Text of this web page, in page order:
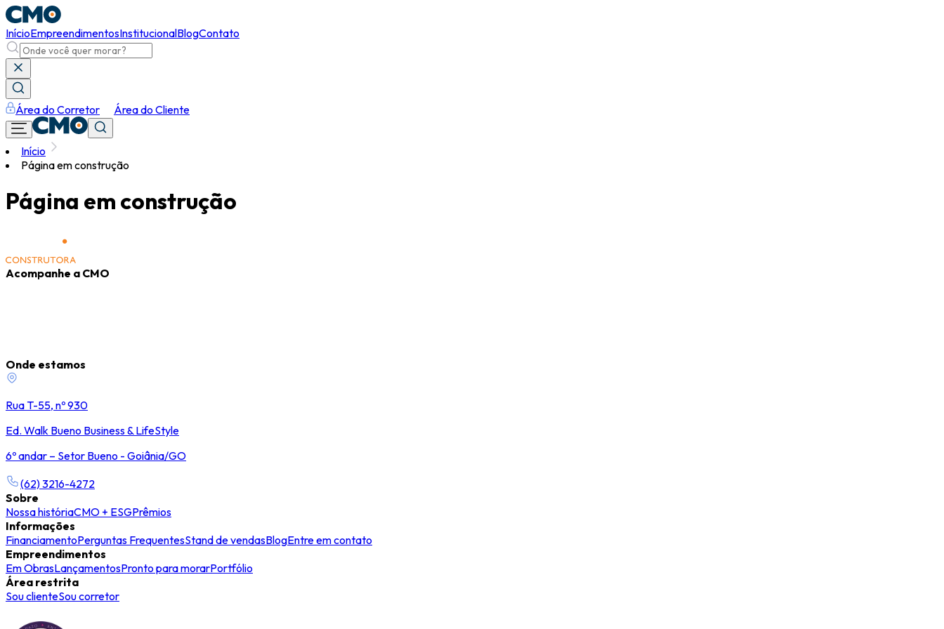
InícioEmpreendimentosInstitucionalBlogContato
Área do Corretor Área do Cliente
Início
Página em construção
Página em construção
Acompanhe a CMO
Onde estamos
Rua T-55, nº 930
Ed. Walk Bueno Business & LifeStyle
6º andar – Setor Bueno - Goiânia/GO
(62) 3216-4272
Sobre
Nossa históriaCMO + ESGPrêmios
Informações
FinanciamentoPerguntas FrequentesStand de vendasBlogEntre em contato
Empreendimentos
Em ObrasLançamentosPronto para morarPortfólio
Área restrita
Sou clienteSou corretor